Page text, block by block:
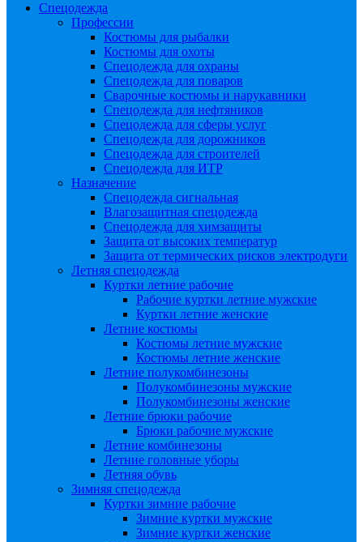
Спецодежда
Профессии
Костюмы для рыбалки
Костюмы для охоты
Спецодежда для охраны
Спецодежда для поваров
Сварочные костюмы и нарукавники
Спецодежда для нефтяников
Спецодежда для сферы услуг
Спецодежда для дорожников
Спецодежда для строителей
Спецодежда для ИТР
Назначение
Спецодежда сигнальная
Влагозащитная спецодежда
Спецодежда для химзащиты
Защита от высоких температур
Защита от термических рисков электродуги
Летняя спецодежда
Куртки летние рабочие
Рабочие куртки летние мужские
Куртки летние женские
Летние костюмы
Костюмы летние мужские
Костюмы летние женские
Летние полукомбинезоны
Полукомбинезоны мужские
Полукомбинезоны женские
Летние брюки рабочие
Брюки рабочие мужские
Летние комбинезоны
Летние головные уборы
Летняя обувь
Зимняя спецодежда
Куртки зимние рабочие
Зимние куртки мужские
Зимние куртки женские